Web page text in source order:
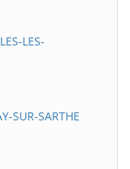
LES-
SUR-SARTHE